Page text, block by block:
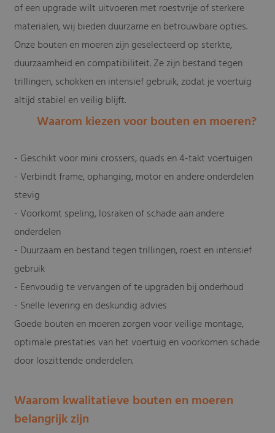
of een upgrade wilt uitvoeren met roestvrije of sterkere
materialen, wij bieden duurzame en betrouwbare opties.
Onze bouten en moeren zijn geselecteerd op sterkte,
duurzaamheid en compatibiliteit. Ze zijn bestand tegen
trillingen, schokken en intensief gebruik, zodat je voertuig
altijd stabiel en veilig blijft.
Waarom kiezen voor bouten en moeren?
- Geschikt voor mini crossers, quads en 4-takt voertuigen
- Verbindt frame, ophanging, motor en andere onderdelen
stevig
- Voorkomt speling, losraken of schade aan andere
onderdelen
- Duurzaam en bestand tegen trillingen, roest en intensief
gebruik
- Eenvoudig te vervangen of te upgraden bij onderhoud
- Snelle levering en deskundig advies
Goede bouten en moeren zorgen voor veilige montage,
optimale prestaties van het voertuig en voorkomen schade
door loszittende onderdelen.
Waarom kwalitatieve bouten en moeren
belangrijk zijn